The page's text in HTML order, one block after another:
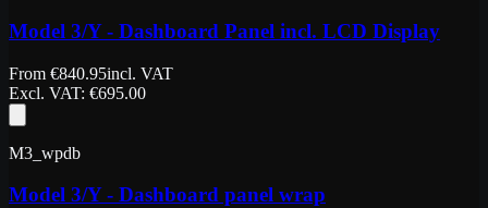
Model 3/Y - Dashboard Panel incl. LCD Display
From €840.95incl. VAT
Excl. VAT: €695.00
M3_wpdb
Model 3/Y - Dashboard panel wrap